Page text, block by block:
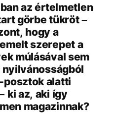
az értelmetlen
görbe tükröt –
hogy a
szerepet a
múlásával sem
posztok alatti
ki az, aki így
magazinnak?